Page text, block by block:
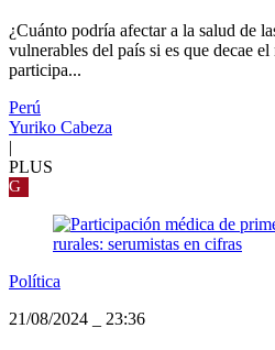
¿Cuánto podría afectar a la salud de
vulnerables del país si es que decae
participa...
Perú
Yuriko Cabeza
|
PLUS
G
Política
21/08/2024
23:36